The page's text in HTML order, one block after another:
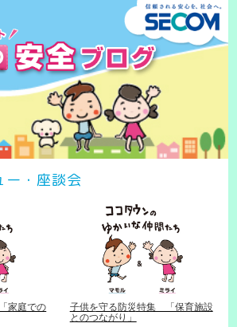
ー・座談会
家庭での
子供を守る防災特集 「保育施設
とのつながり」